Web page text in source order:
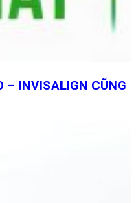
– INVISALIGN CŨNG